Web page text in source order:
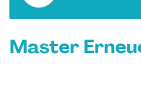
Master